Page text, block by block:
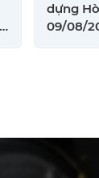
dựng
09/08/